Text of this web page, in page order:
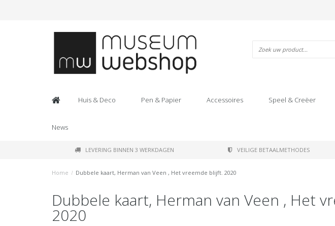
Huis & Deco Pen & Papier Accessoires Speel & Creëer
News
LEVERING BINNEN 3 WERKDAGEN VEILIGE BETAALMETHODES
Home / Dubbele kaart, Herman van Veen , Het vreemde blijft. 2020
Dubbele kaart, Herman van Veen , Het
2020